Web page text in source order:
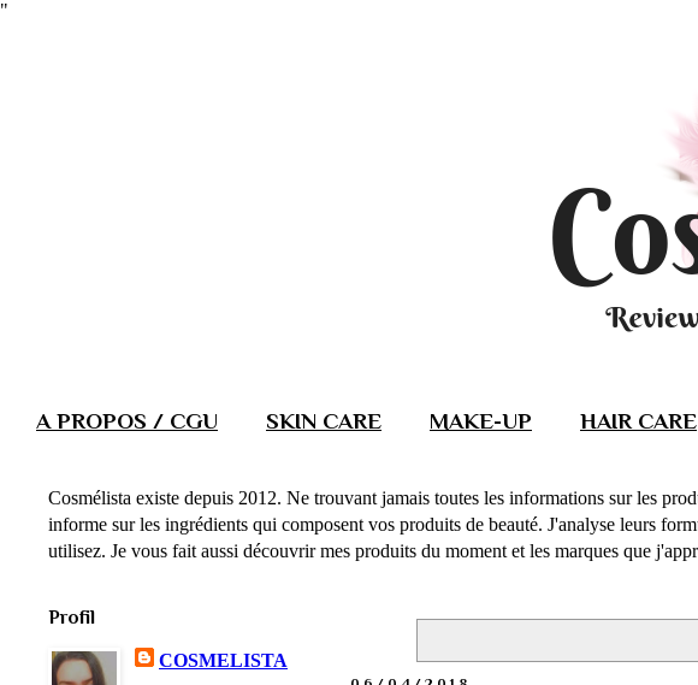
"
A PROPOS / CGU SKIN CARE MAKE-UP HAIR CARE
Cosmélista existe depuis 2012. Ne trouvant jamais toutes les informations sur les
informe sur les ingrédients qui composent vos produits de beauté. J'analyse leurs
utilisez. Je vous fait aussi découvrir mes produits du moment et les marques que
Profil
COSMELISTA